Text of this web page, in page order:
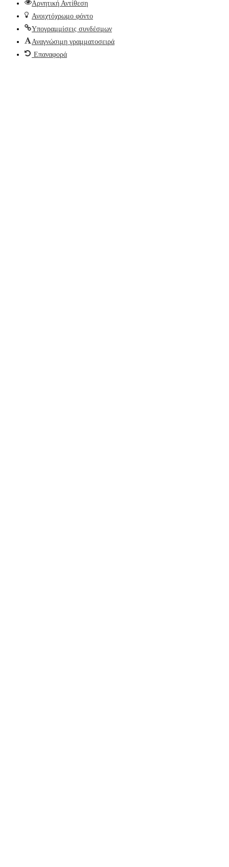
Αρνητική Αντίθεση
Ανοιχτόχρωμο φόντο
Υπογραμμίσεις συνδέσμων
Αναγνώσιμη γραμματοσειρά
Επαναφορά